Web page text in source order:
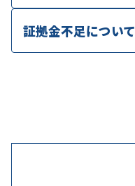
証拠金不足について